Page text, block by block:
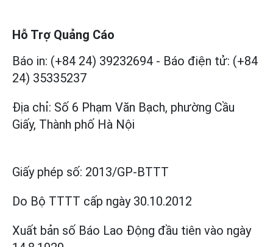
Hỗ Trợ Quảng Cáo
Báo in: (+84 24) 39232694 - Báo điện tử: (+84
24) 35335237
Địa chỉ: Số 6 Phạm Văn Bạch, phường Cầu
Giấy, Thành phố Hà Nội
Giấy phép số: 2013/GP-BTTT
Do Bộ TTTT cấp ngày 30.10.2012
Xuất bản số Báo Lao Động đầu tiên vào ngày